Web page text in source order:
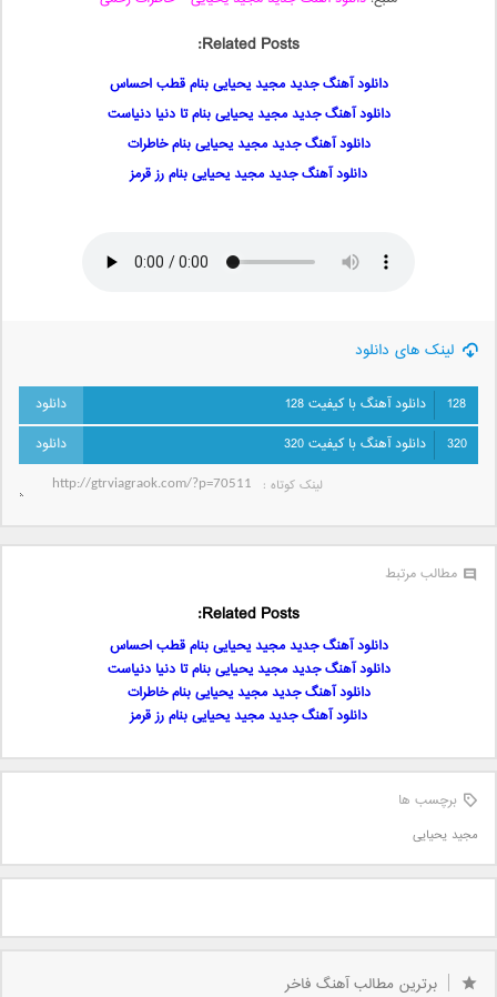
Related Posts:
دانلود آهنگ جدید مجید یحیایی بنام قطب احساس
دانلود آهنگ جدید مجید یحیایی بنام تا دنیا دنیاست
دانلود آهنگ جدید مجید یحیایی بنام خاطرات
دانلود آهنگ جدید مجید یحیایی بنام رز قرمز
لینک های دانلود
128
دانلود آهنگ با کیفیت 128
320
دانلود آهنگ با کیفیت 320
لینک کوتاه‌ :
مطالب مرتبط
Related Posts:
دانلود آهنگ جدید مجید یحیایی بنام قطب احساس
دانلود آهنگ جدید مجید یحیایی بنام تا دنیا دنیاست
دانلود آهنگ جدید مجید یحیایی بنام خاطرات
دانلود آهنگ جدید مجید یحیایی بنام رز قرمز
برچسب ها
مجید یحیایی
برترین مطالب آهنگ فاخر